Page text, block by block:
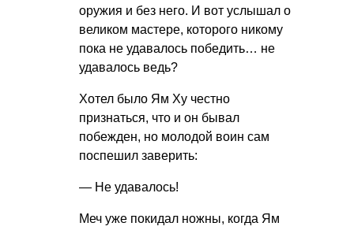
оружия и без него. И вот услышал о
великом мастере, которого никому
пока не удавалось победить… не
удавалось ведь?
Хотел было Ям Ху честно
признаться, что и он бывал
побежден, но молодой воин сам
поспешил заверить:
— Не удавалось!
Меч уже покидал ножны, когда Ям